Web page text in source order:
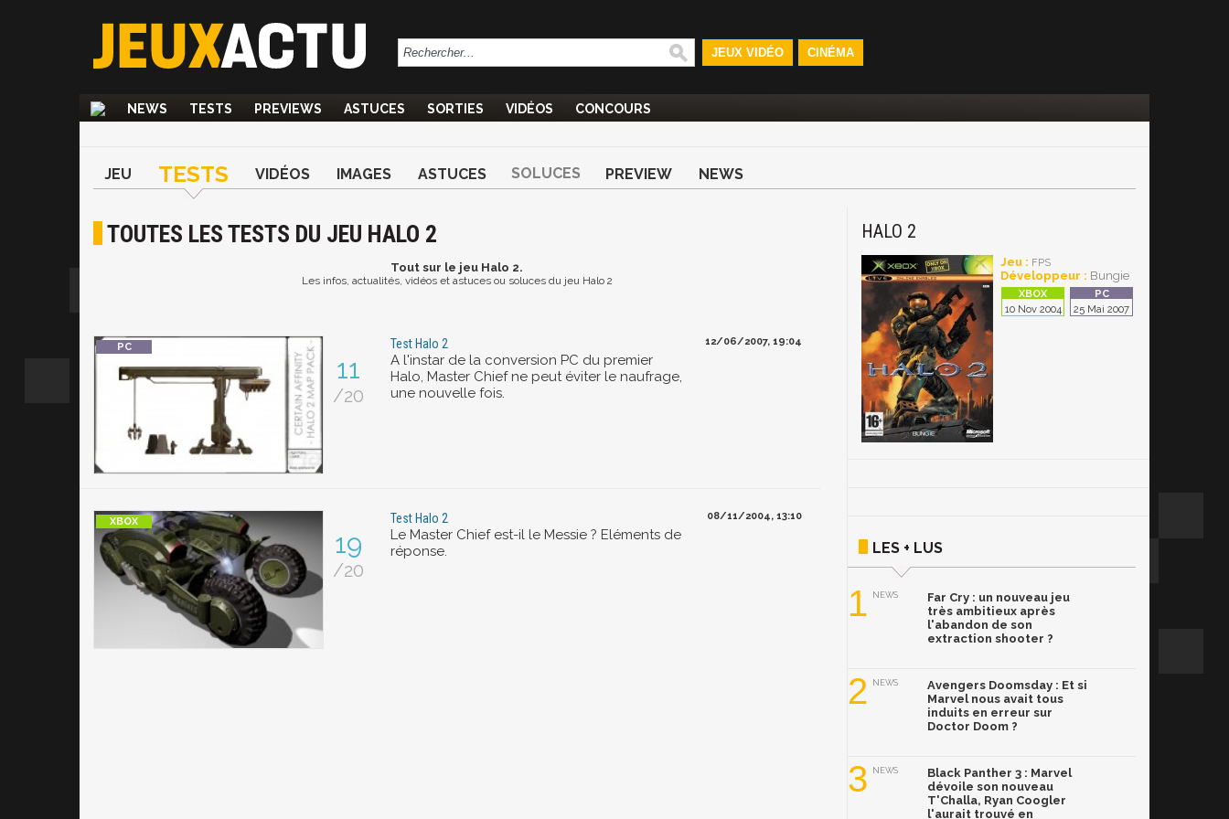
JEUX VIDÉO CINÉMA
NEWS TESTS PREVIEWS ASTUCES SORTIES VIDÉOS CONCOURS
JEU TESTS VIDÉOS IMAGES ASTUCES SOLUCES PREVIEW NEWS
TOUTES LES TESTS DU JEU HALO 2
Tout sur le jeu Halo 2.
Les infos, actualités, vidéos et astuces ou soluces du jeu Halo 2
11
/20
Test Halo 2
A l'instar de la conversion PC du premier
Halo, Master Chief ne peut éviter le naufrage,
une nouvelle fois.
12/06/2007, 19:04
19
/20
Test Halo 2
Le Master Chief est-il le Messie ? Eléments de
réponse.
08/11/2004, 13:10
HALO 2
Jeu : FPS
Développeur : Bungie
10 Nov 2004 25 Mai 2007
LES + LUS
1 NEWS
Far Cry : un nouveau jeu
très ambitieux après
l'abandon de son
extraction shooter ?
2 NEWS
Avengers Doomsday : Et si
Marvel nous avait tous
induits en erreur sur
Doctor Doom ?
3 NEWS
Black Panther 3 : Marvel
dévoile son nouveau
T'Challa, Ryan Coogler
l'aurait trouvé en